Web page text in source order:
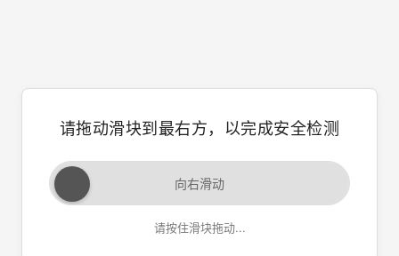
请拖动滑块到最右方，以完成安全检测
向右滑动
请按住滑块拖动...